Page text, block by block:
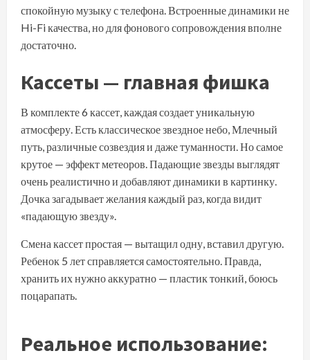
спокойную музыку с телефона. Встроенные динамики не
Hi-Fi качества, но для фонового сопровождения вполне
достаточно.
Кассеты — главная фишка
В комплекте 6 кассет, каждая создает уникальную
атмосферу. Есть классическое звездное небо, Млечный
путь, различные созвездия и даже туманности. Но самое
крутое — эффект метеоров. Падающие звезды выглядят
очень реалистично и добавляют динамики в картинку.
Дочка загадывает желания каждый раз, когда видит
«падающую звезду».
Смена кассет простая — вытащил одну, вставил другую.
Ребенок 5 лет справляется самостоятельно. Правда,
хранить их нужно аккуратно — пластик тонкий, боюсь
поцарапать.
Реальное использование: